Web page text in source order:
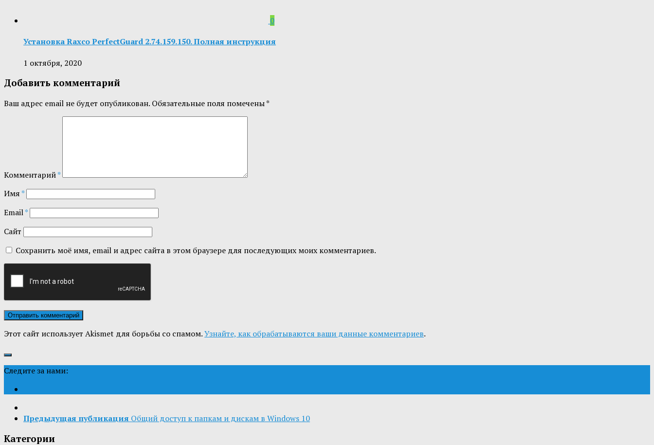
0
Установка Raxco PerfectGuard 2.74.159.150. Полная инструкция
1 октября, 2020
Добавить комментарий
Ваш адрес email не будет опубликован. Обязательные поля помечены*
Комментарий*
Имя*
Email*
Сайт
Сохранить моё имя, email и адрес сайта в этом браузере для последующих моих комментариев.
Этот сайт использует Akismet для борьбы со спамом.Узнайте, как обрабатываются ваши данные комментариев.
Следите за нами:
Предыдущая публикация Общий доступ к папкам и дискам в Windows 10
Категории